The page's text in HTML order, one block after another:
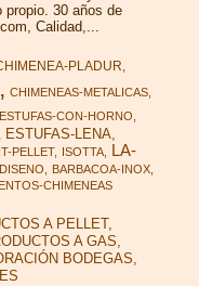
30 años de
Calidad,...
PLADUR
CHIMENEAS-METALICAS
ESTUFAS-CON-HORNO
ESTUFAS-LENA
PELLET ISOTTA
LA-
BARBACOA-INOX
CHIMENEAS
A PELLET
A GAS
BODEGAS